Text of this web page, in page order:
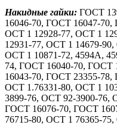
Накидные гайки: ГОСТ
16046-70, ГОСТ 16047-
ОСТ 1 12928-77, ОСТ 1
12931-77, ОСТ 1 14679-
ОСТ 1 10871-72, 4594А,
74, ГОСТ 16040-70, ГОСТ
16043-70, ГОСТ 23355-
ОСТ 1.76331-80, ОСТ 1
3899-76, ОСТ 92-3900-76,
ГОСТ 16076-70, ГОСТ
76715-80, ОСТ 1 76365-